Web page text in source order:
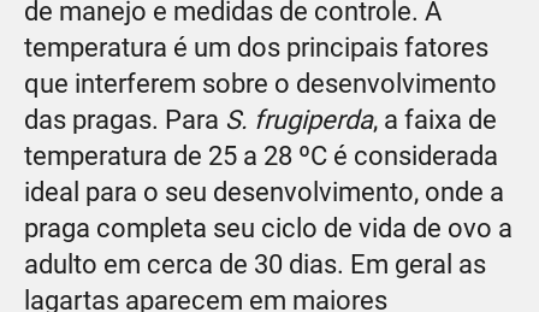
de manejo e medidas de controle. A
temperatura é um dos principais fatores
que interferem sobre o desenvolvimento
das pragas. Para S. frugiperda, a faixa de
temperatura de 25 a 28 ºC é considerada
ideal para o seu desenvolvimento, onde a
praga completa seu ciclo de vida de ovo a
adulto em cerca de 30 dias. Em geral as
lagartas aparecem em maiores